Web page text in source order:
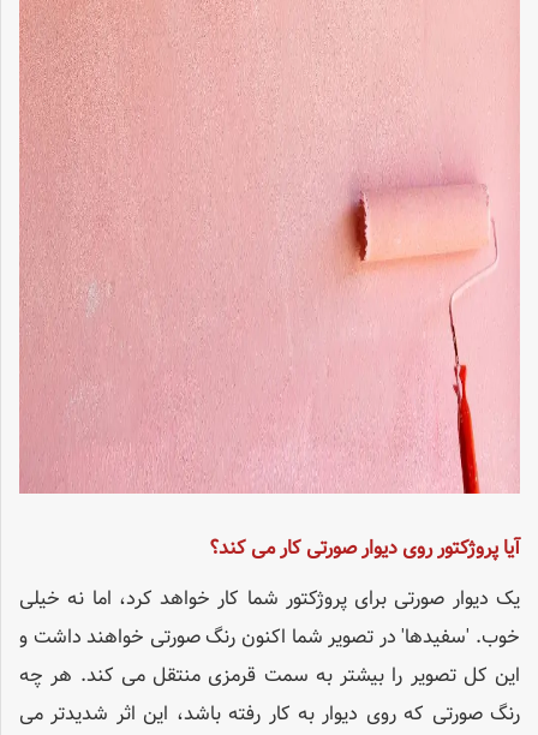
آیا پروژکتور روی دیوار صورتی کار می کند؟
یک دیوار صورتی برای پروژکتور شما کار خواهد کرد، اما نه خیلی
خوب. 'سفیدها' در تصویر شما اکنون رنگ صورتی خواهند داشت و
این کل تصویر را بیشتر به سمت قرمزی منتقل می کند. هر چه
رنگ صورتی که روی دیوار به کار رفته باشد، این اثر شدیدتر می